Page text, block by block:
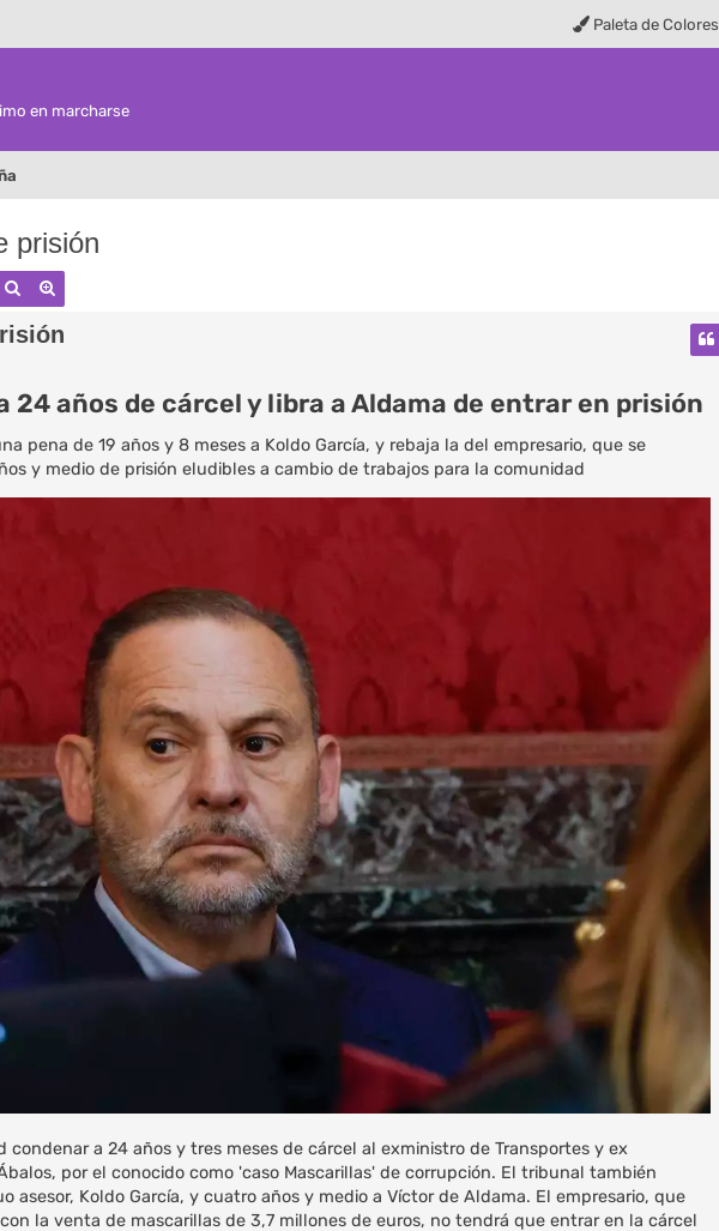
Paleta de Colores
en marcharse
prisión
Buscar
24 años de cárcel y libra a Aldama de entrar en prisión
pena de 19 años y 8 meses a Koldo García, y rebaja la del empresario, que se
y medio de prisión eludibles a cambio de trabajos para la comunidad
a 24 años y tres meses de cárcel al exministro de Transportes y ex
por el conocido como 'caso Mascarillas' de corrupción. El tribunal también
asesor, Koldo García, y cuatro años y medio a Víctor de Aldama. El empresario, que
la venta de mascarillas de 3,7 millones de euros, no tendrá que entrar en la cárcel